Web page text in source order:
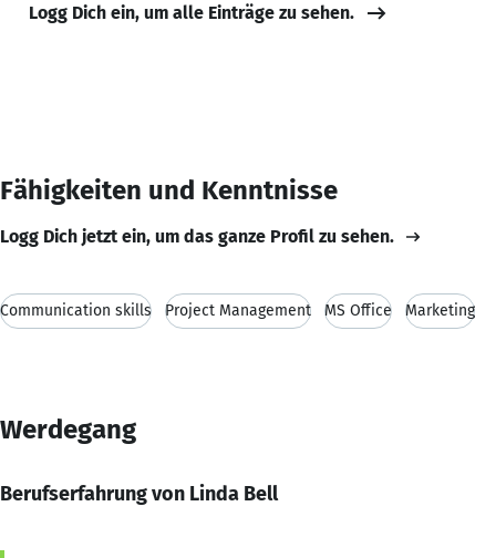
Logg Dich ein, um alle Einträge zu sehen.
Fähigkeiten und Kenntnisse
Logg Dich jetzt ein, um das ganze Profil zu sehen.
Communication skills Project Management MS Office Marketing
Werdegang
Berufserfahrung von Linda Bell